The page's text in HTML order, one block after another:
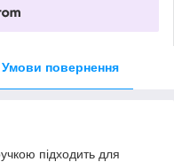
Умови повернення
підходить для